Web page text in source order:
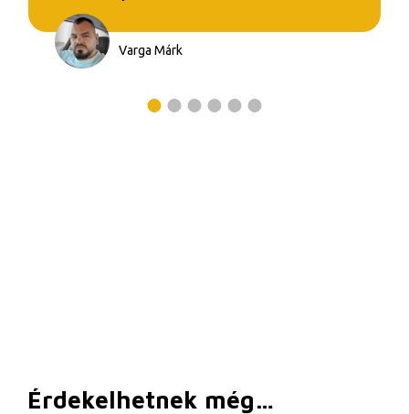
Varga Márk
Érdekelhetnek még…